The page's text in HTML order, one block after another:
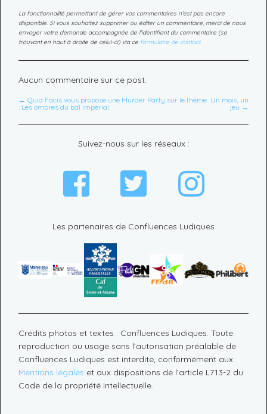
La fonctionnalité permettant de gérer vos commentaires n'est pas encore
disponible. Si vous souhaitez supprimer ou éditer un commentaire, merci de nous
envoyer votre demande accompagnée de l'identifiant du commentaire (se
trouvant en haut à droite de celui-ci) via ce formulaire de contact.
Aucun commentaire sur ce post.
← Quid Facis vous propose une Murder Party sur le thème
: Les ombres du bal impérial.
Un mois, un
jeu →
Les partenaires de Confluences Ludiques
Suivez-nous sur les réseaux :
Crédits photos et textes : Confluences Ludiques. Toute
reproduction ou usage sans l’autorisation préalable de
Confluences Ludiques est interdite, conformément aux
Mentions légales et aux dispositions de l’article L713-2 du
Code de la propriété intellectuelle.